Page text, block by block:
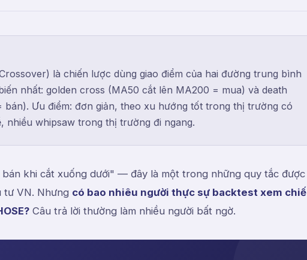
là chiến lược dùng giao điểm của hai đường trung bình
nhất: golden cross (MA50 cắt lên MA200 = mua) và death
Ưu điểm: đơn giản, theo xu hướng tốt trong thị trường có
nhiều whipsaw trong thị trường đi ngang.
khi cắt xuống dưới" — đây là một trong những quy tắc được
tư VN. Nhưng có bao nhiêu người thực sự backtest xem
Câu trả lời thường làm nhiều người bất ngờ.